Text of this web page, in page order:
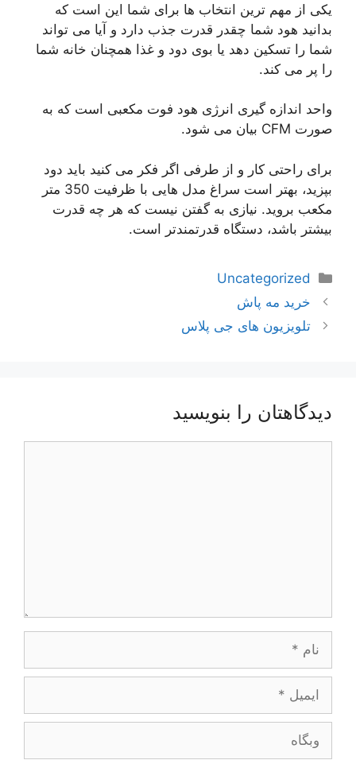
یکی از مهم ترین انتخاب ها برای شما این است که
بدانید هود شما چقدر قدرت جذب دارد و آیا می تواند
شما را تسکین دهد یا بوی دود و غذا همچنان خانه شما
را پر می کند.
واحد اندازه گیری انرژی هود فوت مکعبی است که به
صورت CFM بیان می شود.
برای راحتی کار و از طرفی اگر فکر می کنید باید دود
بپزید، بهتر است سراغ مدل هایی با ظرفیت 350 متر
مکعب بروید. نیازی به گفتن نیست که هر چه قدرت
بیشتر باشد، دستگاه قدرتمندتر است.
دسته‌ها
Uncategorized
ناوبری
نوشته‌ها
خرید مه پاش
تلویزیون های جی پلاس
دیدگاهتان را بنویسید
وبگاه